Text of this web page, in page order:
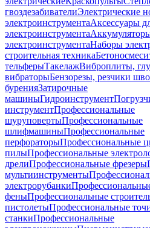
гвоздезабивателиЭлектрические
электроинструментаАксессуары
электроинструмента
электроинструментаНаборы
строительная техника
тельферыТакелажВиброплиты,
вибраторыБензорезы, резчики
буренияЗатирочные
машиныГидроинструмент
инструментПрофессиональные
шуруповертыПрофессиональные
шлифмашиныПрофессиональные
перфораторыПрофессиональные
пилыПрофессиональные
дрелиПрофессиональные фрезеры
мультиинструменты
электрорубанки
феныПрофессиональные
пистолетыПрофессиональные
станкиПрофессиональные